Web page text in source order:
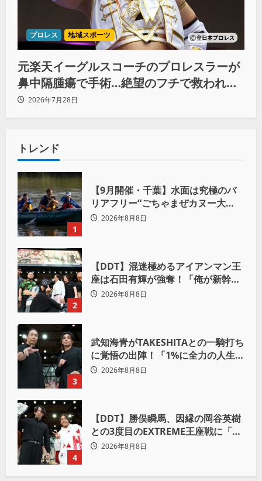
プロレス 地域スポーツ
元楽天イーグルスコーチのプロレスラーが
鼻中隔腫瘍で手術…絶望のフチで救われた
リーダーの言葉
2026年7月28日
トレンド
1
【9月開催・千葉】水面は究極のバ
リアフリー“ごちゃまぜカヌー大
会”が目指す「誰もが主役になれる地
2026年8月8日
2
【DDT】混迷極めるアイアンマン王
座は石田有輝が強奪！「俺が新幹線
の切符を手に入れるからな！逃げ切
2026年8月8日
3
武知海青がTAKESHITAとの一騎打ち
に覚悟の出陣！「1%に全力の人生を
かけて勝ちにいきたい」
2026年8月8日
4
【DDT】勝俣瞬馬、因縁の岡谷英樹
との3度目のEXTREME王座戦に「僕
が本当の岡谷英樹を引き出して獲り
2026年8月8日